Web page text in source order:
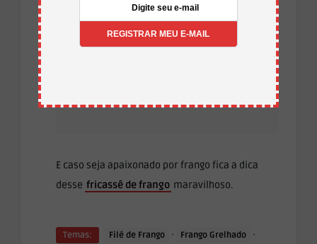
Retire da fritadeira, se os
filés ainda não estiverem
no ponto desejado, deixe
E caso seja apaixonado por frango fica a dica
desse fricassê de frango maravilhoso.
Temas: Filé de Frango · Frango Grelhado ·